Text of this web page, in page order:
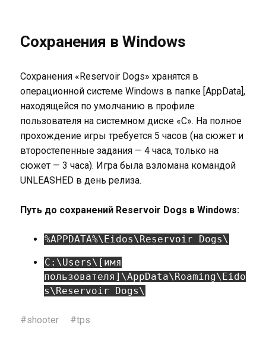
Сохранения в Windows
Сохранения «Reservoir Dogs» хранятся в
операционной системе Windows в папке [AppData],
находящейся по умолчанию в профиле
пользователя на системном диске «C». На полное
прохождение игры требуется 5 часов (на сюжет и
второстепенные задания — 4 часа, только на
сюжет — 3 часа). Игра была взломана командой
UNLEASHED в день релиза.
Путь до сохранений Reservoir Dogs в Windows:
%APPDATA%\Eidos\Reservoir Dogs\
C:\Users\[имя
пользователя]\AppData\Roaming\Eido
s\Reservoir Dogs\
#shooter #tps